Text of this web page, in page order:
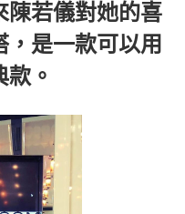
陳若儀對她的喜
是一款可以用
。